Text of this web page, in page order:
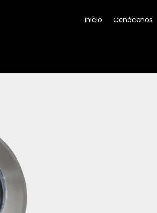
Inicio Conócenos